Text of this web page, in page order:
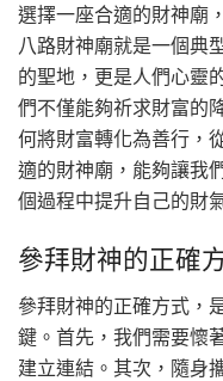
選擇一座合適的財神廟
八路財神廟就是一個典
的聖地，更是人們心靈
們不僅能夠祈求財富的
何將財富轉化為善行，
適的財神廟，能夠讓我
個過程中提升自己的財
參拜財神的正確
參拜財神的正確方式，
鍵。首先，我們需要懷
建立連結。其次，隨身